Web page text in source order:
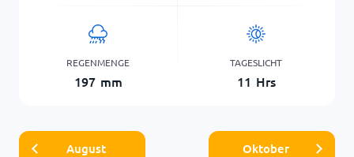
REGENMENGE
197 mm
TAGESLICHT
11 Hrs
August Oktober